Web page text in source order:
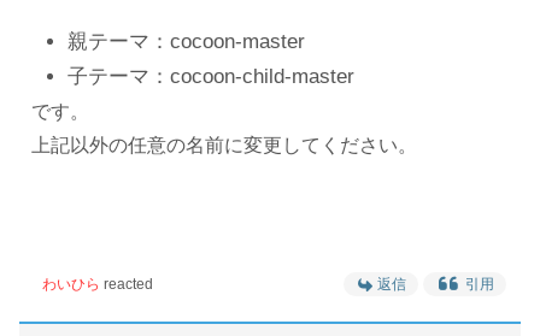
親テーマ：cocoon-master
子テーマ：cocoon-child-master
です。
上記以外の任意の名前に変更してください。
わいひら reacted 返信 引用